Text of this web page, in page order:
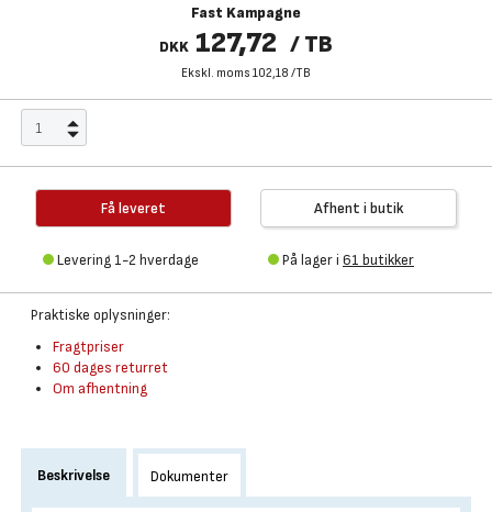
Fast Kampagne
DKK 127,72 /TB
Ekskl. moms 102,18 /TB
Få leveret
Levering 1-2 hverdage
Afhent i butik
På lager i 61 butikker
Praktiske oplysninger:
Fragtpriser
60 dages returret
Om afhentning
Beskrivelse Dokumenter